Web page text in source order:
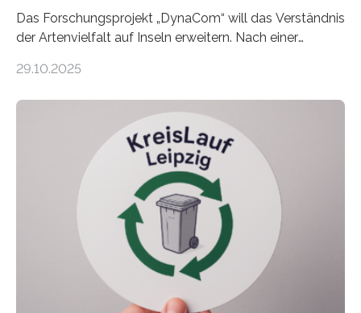
Das Forschungsprojekt „DynaCom“ will das Verständnis
der Artenvielfalt auf Inseln erweitern. Nach einer
Beobachtungen im Wattenmeer ist nun eine große
Oldenburg befassen sich insbesondere damit, wie ein
Ökosystem gedeiht – und wie sich dieser Prozess
verlässlich prognostizieren lässt. Grünes Licht für
„DynaCom“: Die Deutsche Forschungsgemeinschaft
(DFG) fördert das Anfang 2019 gestartete
Forschungsprojekt an der Universität Oldenburg für
zwei weitere Jahre mit rund 1,2 Millionen Euro. „Wir
freuen uns sehr über…
29.10.2025